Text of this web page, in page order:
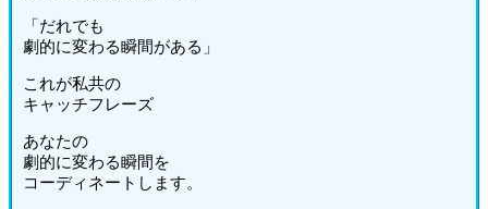
「だれでも
劇的に変わる瞬間がある」
これが私共の
キャッチフレーズ
あなたの
劇的に変わる瞬間を
コーディネートします。